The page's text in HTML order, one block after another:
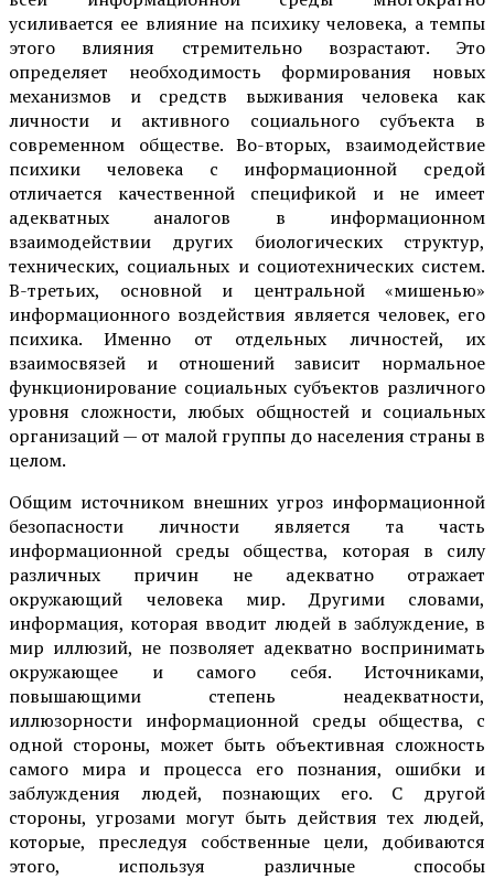
усиливается ее влияние на психику человека, а темпы
этого влияния стремительно возрастают. Это
определяет необходимость формирования новых
механизмов и средств выживания человека как
личности и активного социального субъекта в
современном обществе. Во-вторых, взаимодействие
психики человека с информационной средой
отличается качественной спецификой и не имеет
адекватных аналогов в информационном
взаимодействии других биологических структур,
технических, социальных и социотехнических систем.
В-третьих, основной и центральной «мишенью»
информационного воздействия является человек, его
психика. Именно от отдельных личностей, их
взаимосвязей и отношений зависит нормальное
функционирование социальных субъектов различного
уровня сложности, любых общностей и социальных
организаций — от малой группы до населения страны в
целом.
Общим источником внешних угроз информационной
безопасности личности является та часть
информационной среды общества, которая в силу
различных причин не адекватно отражает
окружающий человека мир. Другими словами,
информация, которая вводит людей в заблуждение, в
мир иллюзий, не позволяет адекватно воспринимать
окружающее и самого себя. Источниками,
повышающими степень неадекватности,
иллюзорности информационной среды общества, с
одной стороны, может быть объективная сложность
самого мира и процесса его познания, ошибки и
заблуждения людей, познающих его. С другой
стороны, угрозами могут быть действия тех людей,
которые, преследуя собственные цели, добиваются
этого, используя различные способы